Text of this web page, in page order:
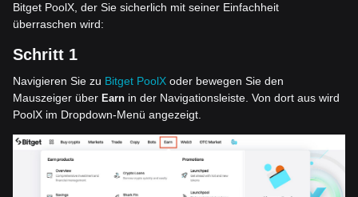
Bitget PoolX, der Sie sicherlich mit seiner Einfachheit
überraschen wird:
Schritt 1
Navigieren Sie zu Bitget PoolX oder bewegen Sie den
Mauszeiger über Earn in der Navigationsleiste. Von dort aus wird
PoolX im Dropdown-Menü angezeigt.